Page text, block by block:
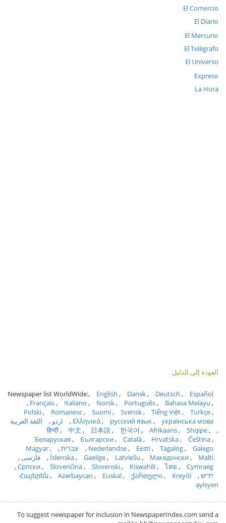
El Comercio
El Diario
El Mercurio
El Telégrafo
El Universo
Expreso
La Hora
العودة إلى الدليل
Newspaper list WorldWide: English Dansk Deutsch
Español
Français
Italiano Norsk Português
Bahasa Melayu
Polski
Romanesc Suomi Svensk Tiếng Việt
Türkçe
Ελληνικά
русский язык українська мова اردو
اللغة العربية
हिन्दी
中文 日本語 한국어 Afrikaans
Shqipe
Беларуская
Български Català Hrvatska
Čeština
Nederlandse
Eesti Tagalog Galego עברית
Magyar
Íslenska
Gaeilge Latviešu Македонски Malti
فارسی
Српски
Slovenčina Slovenski Kiswahili ไทย
Cymraeg
ייִדיש
Հայերեն Azərbaycan Euskal ქართული
Kreyòl
ayisyen
To suggest newspaper for inclusion in NewspaperIndex.com send a